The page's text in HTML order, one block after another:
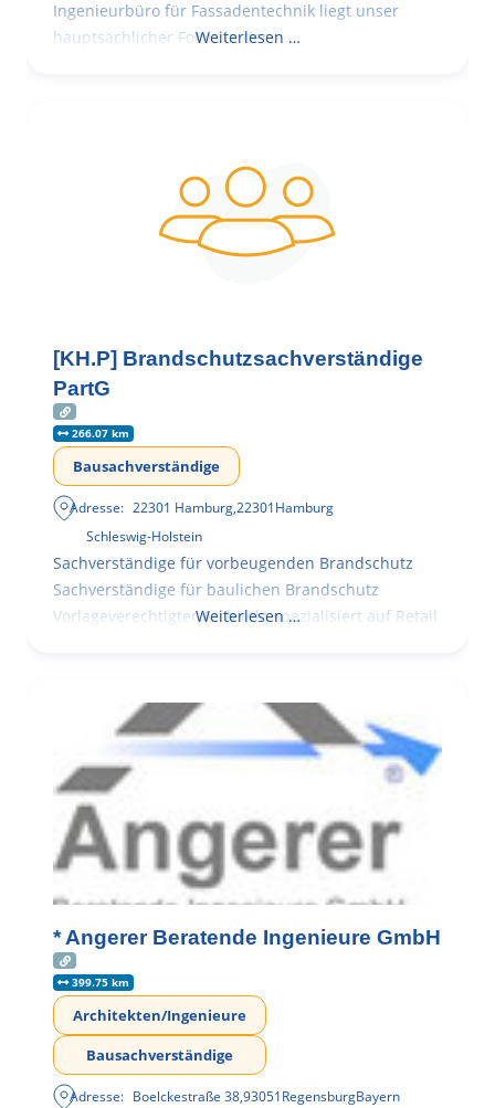
Ingenieurbüro für Fassadentechnik liegt unser
hauptsächlicher Fokus in der
Weiterlesen …
[KH.P] Brandschutzsachverständige
PartG
266.07 km
Bausachverständige
Adresse: 22301 Hamburg,22301Hamburg
Schleswig-Holstein
Sachverständige für vorbeugenden Brandschutz
Sachverständige für baulichen Brandschutz
Vorlageverechtigter Architekt spezialisiert auf Retail
Weiterlesen …
* Angerer Beratende Ingenieure GmbH
399.75 km
Architekten/Ingenieure
Bausachverständige
Adresse: Boelckestraße 38,93051RegensburgBayern